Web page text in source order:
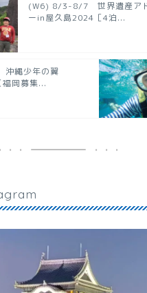
(W6) 8/3-8/7 世界遺産ア
ーin屋久島2024［4泊...
縄少年の翼
岡募集...